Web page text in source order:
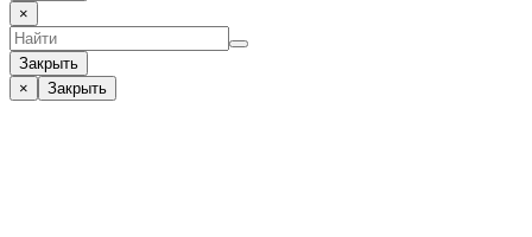
×
Закрыть
×
Закрыть